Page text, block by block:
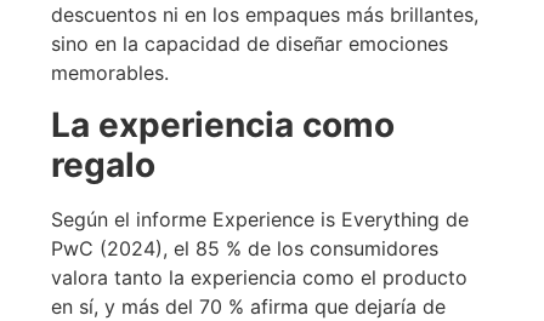
descuentos ni en los empaques más brillantes,
sino en la capacidad de diseñar emociones
memorables.
La experiencia como
regalo
Según el informe Experience is Everything de
PwC (2024), el 85 % de los consumidores
valora tanto la experiencia como el producto
en sí, y más del 70 % afirma que dejaría de